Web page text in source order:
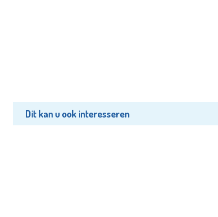
Dit kan u ook interesseren